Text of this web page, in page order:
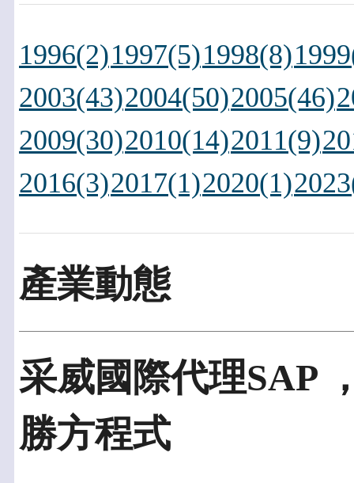
1996(2)1997(5)1998(8)
2003(43)2004(50)2005(46)
2009(30)2010(14)2011(9)
2016(3)2017(1)2020(1)
產業動態
采威國際代理SAP
勝方程式